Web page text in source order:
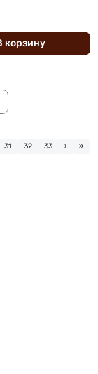
корзину
31 32 33 › »